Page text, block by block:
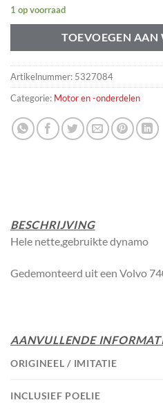
1 op voorraad
TOEVOEGEN AAN
Artikelnummer: 5327084
Categorie: Motor en -onderdelen
BESCHRIJVING
Hele nette,gebruikte dynamo
Gedemonteerd uit een Volvo
AANVULLENDE
ORIGINEEL / IMITATIE
INCLUSIEF POELIE